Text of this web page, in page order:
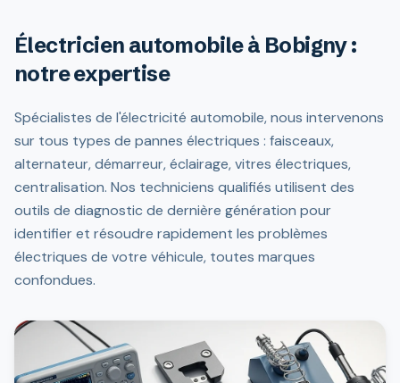
Électricien automobile à Bobigny :
notre expertise
Spécialistes de l'électricité automobile, nous intervenons
sur tous types de pannes électriques : faisceaux,
alternateur, démarreur, éclairage, vitres électriques,
centralisation. Nos techniciens qualifiés utilisent des
outils de diagnostic de dernière génération pour
identifier et résoudre rapidement les problèmes
électriques de votre véhicule, toutes marques
confondues.